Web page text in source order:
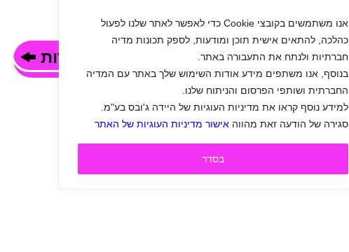
אנו משתמשים בקובצי Cookie כדי לאפשר לאתר שלנו לפעול
כהלכה, להתאים אישית תוכן ומודעות, לספק תכונות מדיה
חברתיות ולנתח את התעבורה באתר.
בנוסף, אנו משתפים מידע אודות השימוש שלך באתר עם המדיה
החברתית ושותפי הפרסום והניתוח שלנו.
למידע נוסף קראו את מדיניות העוגיות של היידה ג'ובס בע"מ.
סגירה של הודעה זאת מהווה אישור מדיניות העוגיות של האתר
בסדר
לחצו עלי בכדי לצפות במשרות אחרות